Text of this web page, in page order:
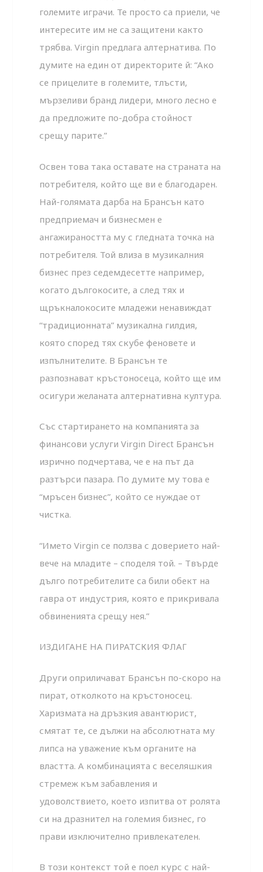
големите играчи. Те просто са приели, че
интересите им не са защитени както
трябва. Virgin предлага алтернатива. По
думите на един от директорите й: “Ако
се прицелите в големите, тлъсти,
мързеливи бранд лидери, много лесно е
да предложите по-добра стойност
срещу парите.”
Освен това така оставате на страната на
потребителя, който ще ви е благодарен.
Най-голямата дарба на Брансън като
предприемач и бизнесмен е
ангажираността му с гледната точка на
потребителя. Той влиза в музикалния
бизнес през седемдесетте например,
когато дългокосите, а след тях и
щръкналокосите младежи ненавиждат
“традиционната” музикална гилдия,
която според тях скубе феновете и
изпълнителите. В Брансън те
разпознават кръстоносеца, който ще им
осигури желаната алтернативна култура.
Със стартирането на компанията за
финансови услуги Virgin Direct Брансън
изрично подчертава, че е на път да
разтърси пазара. По думите му това е
“мръсен бизнес”, който се нуждае от
чистка.
“Името Virgin се ползва с доверието най-
вече на младите – споделя той. – Твърде
дълго потребителите са били обект на
гавра от индустрия, която е прикривала
обвиненията срещу нея.”
ИЗДИГАНЕ НА ПИРАТСКИЯ ФЛАГ
Други оприличават Брансън по-скоро на
пират, отколкото на кръстоносец.
Харизмата на дръзкия авантюрист,
смятат те, се дължи на абсолютната му
липса на уважение към органите на
властта. А комбинацията с веселяшкия
стремеж към забавления и
удоволствието, което изпитва от ролята
си на дразнител на големия бизнес, го
прави изключително привлекателен.
В този контекст той е поел курс с най-